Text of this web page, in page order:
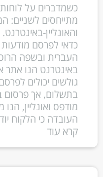
כשמדברים על
מתייחסים לשניים:
והאונליין-
כדאי לפרסם
העברית ובשפה
באינטרנט הנו אתר
גולשים יכולים
בתשלום, אך פרסום
מודפס ואונליין,
העובדה כי הלקוח
קרא עוד